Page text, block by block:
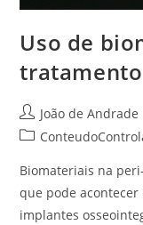
Uso de
João de Andrade
Biomateriais na
que pode
implantes